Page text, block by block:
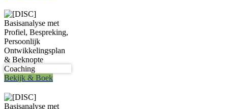
Bekijk & Boek